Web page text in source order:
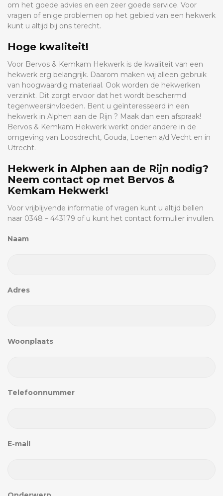
om het goede advies en een zeer goede service. Voor
vragen of enige problemen op het gebied van een hekwerk
kunt u altijd bij ons terecht.
Hoge kwaliteit!
Voor Bervos & Kemkam Hekwerk is de kwaliteit van een
hekwerk erg belangrijk. Daarom maken wij alleen gebruik
van hoogwaardig materiaal. Ook worden de hekwerken
verzinkt. Dit zorgt ervoor dat het wordt beschermd
tegenweersinvloeden. Bent u geïnteresseerd in een
hekwerk in Alphen aan de Rijn ? Maak dan een afspraak!
Bervos & Kemkam Hekwerk werkt onder andere in de
omgeving van Loosdrecht, Gouda, Loenen a/d Vecht en in
Utrecht.
Hekwerk in Alphen aan de Rijn nodig?
Neem contact op met Bervos &
Kemkam Hekwerk!
Voor vrijblijvende informatie of vragen kunt u altijd bellen
naar 0348 – 443179 of u kunt het contact formulier invullen.
Naam
Adres
Woonplaats
Telefoonnummer
E-mail